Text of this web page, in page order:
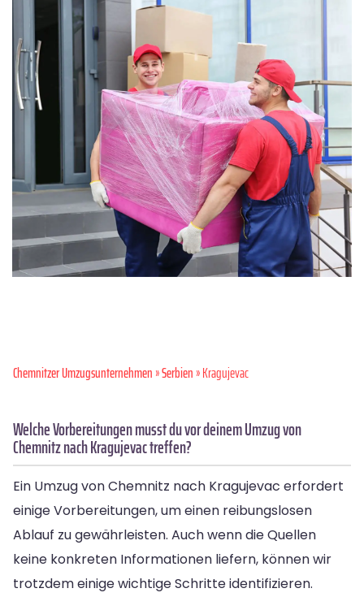
Chemnitzer Umzugsunternehmen»Serbien» Kragujevac
Welche Vorbereitungen musst du vor deinem Umzug von
Chemnitz nach Kragujevac treffen?
Ein Umzug von Chemnitz nach Kragujevac erfordert
einige Vorbereitungen, um einen reibungslosen
Ablauf zu gewährleisten. Auch wenn die Quellen
keine konkreten Informationen liefern, können wir
trotzdem einige wichtige Schritte identifizieren.